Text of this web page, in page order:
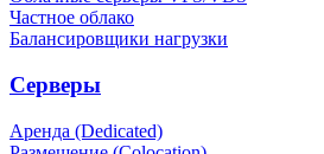
Частное облако
Балансировщики нагрузки
Серверы
Аренда (Dedicated)